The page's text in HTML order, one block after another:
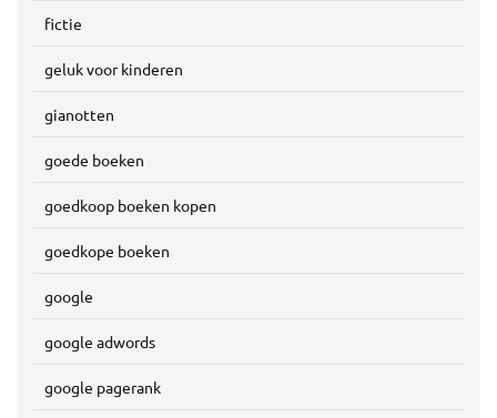
fictie
geluk voor kinderen
gianotten
goede boeken
goedkoop boeken kopen
goedkope boeken
google
google adwords
google pagerank